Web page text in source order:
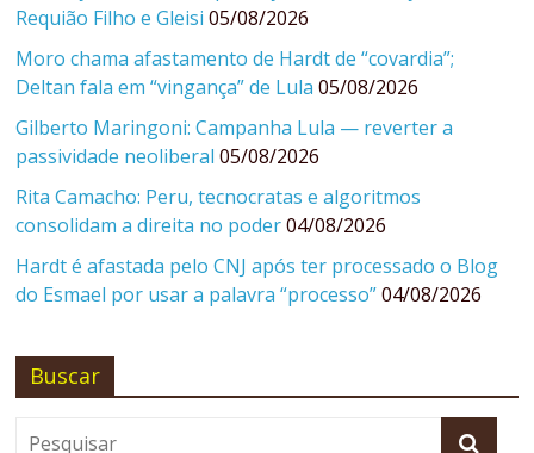
Requião Filho e Gleisi 05/08/2026
Moro chama afastamento de Hardt de “covardia”;
Deltan fala em “vingança” de Lula 05/08/2026
Gilberto Maringoni: Campanha Lula — reverter a
passividade neoliberal 05/08/2026
Rita Camacho: Peru, tecnocratas e algoritmos
consolidam a direita no poder 04/08/2026
Hardt é afastada pelo CNJ após ter processado o Blog
do Esmael por usar a palavra “processo” 04/08/2026
Buscar